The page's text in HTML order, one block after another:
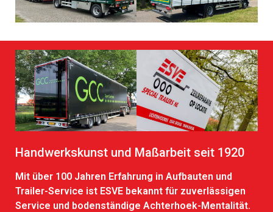
Handwerkskunst und Maßarbeit seit 1920
Mit über 100 Jahren Erfahrung in Aufbauten und
Trailer-Service ist ESVE bekannt für zuverlässigen
Service und bodenständige Achterhoek-Mentalität.